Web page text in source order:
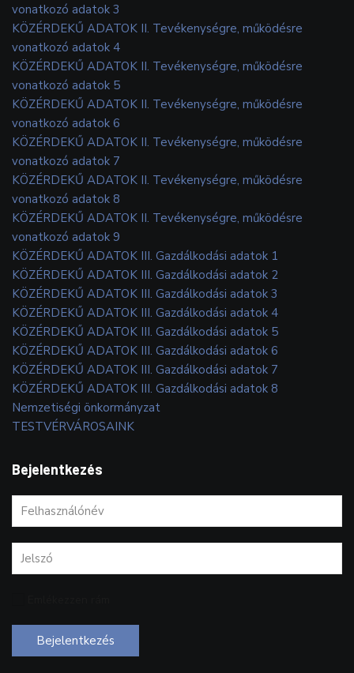
vonatkozó adatok 3
KÖZÉRDEKŰ ADATOK II. Tevékenységre, működésre
vonatkozó adatok 4
KÖZÉRDEKŰ ADATOK II. Tevékenységre, működésre
vonatkozó adatok 5
KÖZÉRDEKŰ ADATOK II. Tevékenységre, működésre
vonatkozó adatok 6
KÖZÉRDEKŰ ADATOK II. Tevékenységre, működésre
vonatkozó adatok 7
KÖZÉRDEKŰ ADATOK II. Tevékenységre, működésre
vonatkozó adatok 8
KÖZÉRDEKŰ ADATOK II. Tevékenységre, működésre
vonatkozó adatok 9
KÖZÉRDEKŰ ADATOK III. Gazdálkodási adatok 1
KÖZÉRDEKŰ ADATOK III. Gazdálkodási adatok 2
KÖZÉRDEKŰ ADATOK III. Gazdálkodási adatok 3
KÖZÉRDEKŰ ADATOK III. Gazdálkodási adatok 4
KÖZÉRDEKŰ ADATOK III. Gazdálkodási adatok 5
KÖZÉRDEKŰ ADATOK III. Gazdálkodási adatok 6
KÖZÉRDEKŰ ADATOK III. Gazdálkodási adatok 7
KÖZÉRDEKŰ ADATOK III. Gazdálkodási adatok 8
Nemzetiségi önkormányzat
TESTVÉRVÁROSAINK
Bejelentkezés
Bejelentkezés